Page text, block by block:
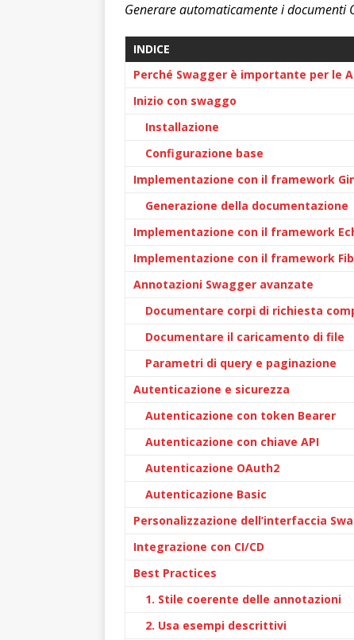
Generare automaticamente i documenti
INDICE
Perché Swagger è importante per le
Inizio con swaggo
Installazione
Configurazione base
Implementazione con il framework
Generazione della documentazione
Implementazione con il framework
Implementazione con il framework
Annotazioni Swagger avanzate
Documentare corpi di richiesta
Documentare il caricamento di file
Parametri di query e paginazione
Autenticazione e sicurezza
Autenticazione con token Bearer
Autenticazione con chiave API
Autenticazione OAuth2
Autenticazione Basic
Personalizzazione dell’interfaccia
Integrazione con CI/CD
Best Practices
1. Stile coerente delle annotazioni
2. Usa esempi descrittivi